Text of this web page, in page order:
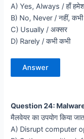
A) Yes, Always / हाँ
B) No, Never / नहीं, कभी
C) Usually / अक्सर
D) Rarely / कभी कभी
Answer
Question 24:
मैलवेयर का उपयोग किया
A) Disrupt computer